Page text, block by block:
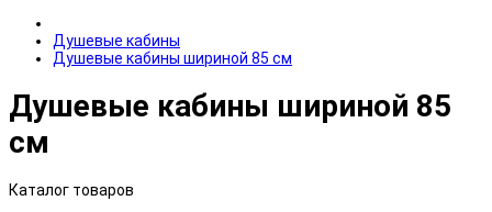
Душевые кабины
Душевые кабины шириной 85 см
Душевые кабины шириной 85
см
Каталог товаров